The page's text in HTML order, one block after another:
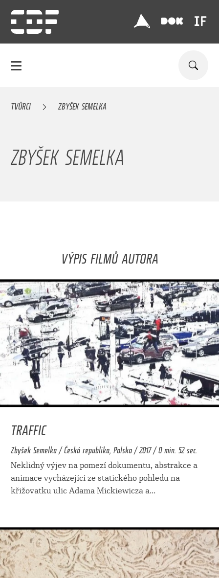
TVŮRCI ZBYŠEK SEMELKA
ZBYŠEK SEMELKA
VÝPIS FILMŮ AUTORA
TRAFFIC
Zbyšek Semelka / Česká republika, Polsko / 2017 / 0 min. 52 sec.
Neklidný výjev na pomezí dokumentu, abstrakce a
animace vycházející ze statického pohledu na
křižovatku ulic Adama Mickiewicza a...